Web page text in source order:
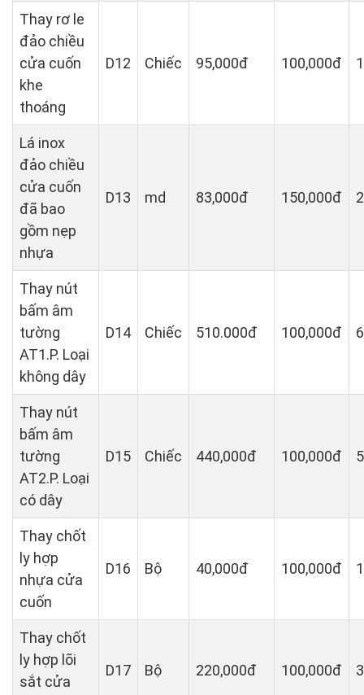
Thay rơ le
đảo chiều
cửa cuốn
khe
thoáng
D12 Chiếc 95,000đ 100,000đ
Lá inox
đảo chiều
cửa cuốn
đã bao
gồm nẹp
nhựa
D13 md 83,000đ 150,000đ
Thay nút
bấm âm
tường
AT1.P. Loại
không dây
D14 Chiếc 510.000đ 100,000đ
Thay nút
bấm âm
tường
AT2.P. Loại
có dây
D15 Chiếc 440,000đ 100,000đ
Thay chốt
ly hợp
nhựa cửa
cuốn
D16 Bộ 40,000đ 100,000đ
Thay chốt
ly hợp lõi
sắt cửa
D17 Bộ 220,000đ 100,000đ